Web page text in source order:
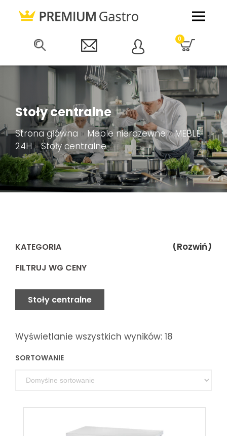
0
Stoły centralne
Strona główna » Meble nierdzewne»MEBLE
24H»Stoły centralne
KATEGORIA (Rozwiń)
FILTRUJ WG CENY
Stoły centralne
Wyświetlanie wszystkich wyników: 18
SORTOWANIE